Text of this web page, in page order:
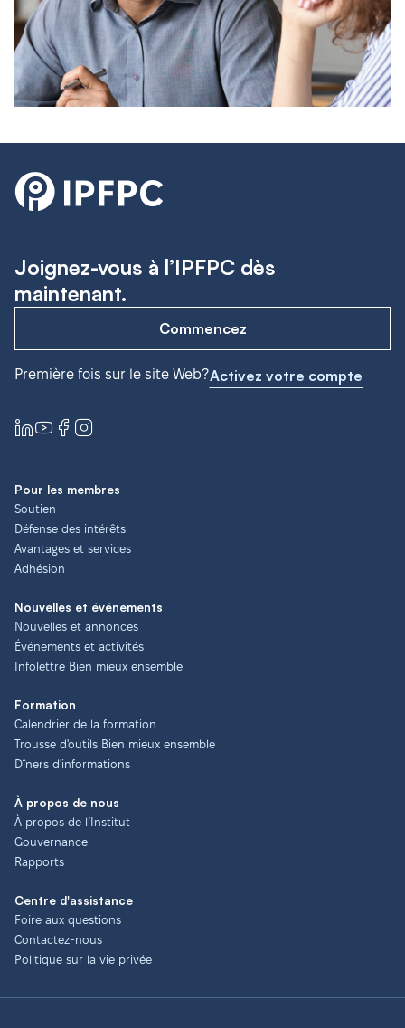
Joignez-vous à l’IPFPC dès
maintenant.
Commencez
Première fois sur le site Web?Activez votre compte
Pour les membres
Soutien
Défense des intérêts
Avantages et services
Adhésion
Nouvelles et événements
Nouvelles et annonces
Événements et activités
Infolettre Bien mieux ensemble
Formation
Calendrier de la formation
Trousse d'outils Bien mieux ensemble
Dîners d'informations
À propos de nous
À propos de l’Institut
Gouvernance
Rapports
Centre d'assistance
Foire aux questions
Contactez-nous
Politique sur la vie privée